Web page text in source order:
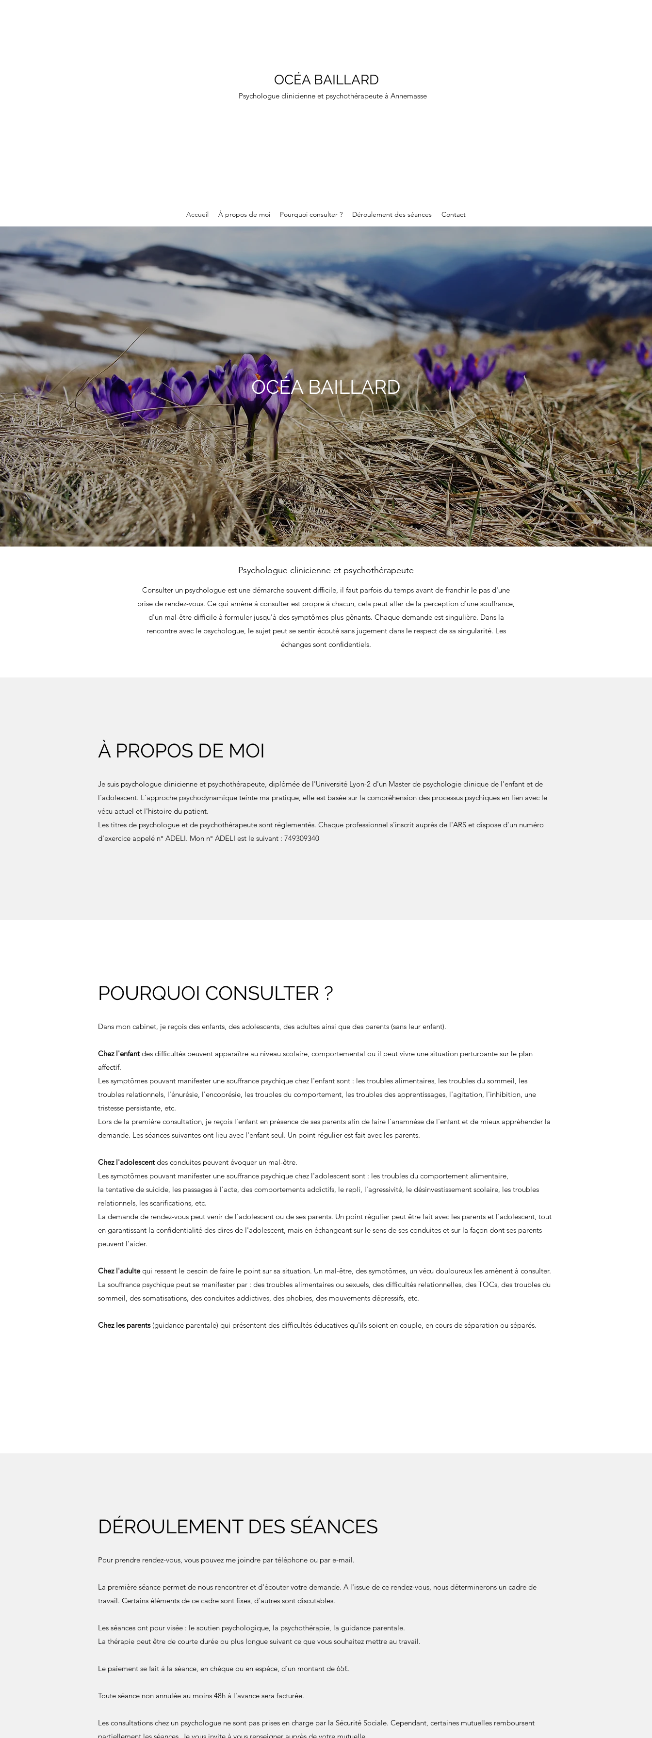
OCÉA BAILLARD
Psychologue clinicienne et psychothérapeute à Annemasse
Accueil À propos de moi Pourquoi consulter ? Déroulement des séances Contact
OCÉA BAILLARD
Psychologue clinicienne et psychothérapeute
Consulter un psychologue est une démarche souvent difficile, il faut parfois du temps avant de franchir le pas d'une
prise de rendez-vous. Ce qui amène à consulter est propre à chacun, cela peut aller de la perception d'une souffrance,
d'un mal-être difficile à formuler jusqu'à des symptômes plus gênants. Chaque demande est singulière. Dans la
rencontre avec le psychologue, le sujet peut se sentir écouté sans jugement dans le respect de sa singularité. Les
échanges sont confidentiels.
À PROPOS DE MOI
Je suis psychologue clinicienne et psychothérapeute, diplômée de l'Université Lyon-2 d'un Master de psychologie clinique de l'enfant et de
l'adolescent. L'approche psychodynamique teinte ma pratique, elle est basée sur la compréhension des processus psychiques en lien avec le
vécu actuel et l'histoire du patient.
Les titres de psychologue et de psychothérapeute sont réglementés. Chaque professionnel s'inscrit auprès de l'ARS et dispose d'un numéro
d'exercice appelé n° ADELI. Mon n° ADELI est le suivant : 749309340
POURQUOI CONSULTER ?
Dans mon cabinet, je reçois des enfants, des adolescents, des adultes ainsi que des parents (sans leur enfant).
Chez l'enfantdes difficultés peuvent apparaître au niveau scolaire, comportemental ou il peut vivre une situation perturbante sur le plan
affectif.
Les symptômes pouvant manifester une souffrance psychique chez l'enfant sont : les troubles alimentaires, les troubles du sommeil, les
troubles relationnels, l'énurésie, l'encoprésie, les troubles du comportement, les troubles des apprentissages, l'agitation, l'inhibition, une
tristesse persistante, etc.
Lors de la première consultation, je reçois l'enfant en présence de ses parents afin de faire l'anamnèse de l'enfant et de mieux appréhender la
demande. Les séances suivantes ont lieu avec l'enfant seul. Un point régulier est fait avec les parents.
Chez l'adolescentdes conduites peuvent évoquer un mal-être.
Les symptômes pouvant manifester une souffrance psychique chez l'adolescent sont : les troubles du comportement alimentaire,
la tentative de suicide, les passages à l'acte, des comportements addictifs, le repli, l'agressivité, le désinvestissement scolaire, les troubles
relationnels, les scarifications, etc.
La demande de rendez-vous peut venir de l'adolescent ou de ses parents. Un point régulier peut être fait avec les parents et l'adolescent, tout
en garantissant la confidentialité des dires de l'adolescent, mais en échangeant sur le sens de ses conduites et sur la façon dont ses parents
peuvent l'aider.
Chez l'adultequi ressent le besoin de faire le point sur sa situation. Un mal-être, des symptômes, un vécu douloureux les amènent à consulter.
La souffrance psychique peut se manifester par : des troubles alimentaires ou sexuels, des difficultés relationnelles, des TOCs, des troubles du
sommeil, des somatisations, des conduites addictives, des phobies, des mouvements dépressifs, etc.
Chez les parents(guidance parentale) qui présentent des difficultés éducatives qu'ils soient en couple, en cours de séparation ou séparés.
DÉROULEMENT DES SÉANCES
Pour prendre rendez-vous, vous pouvez me joindre par téléphone ou par e-mail.
La première séance permet de nous rencontrer et d'écouter votre demande. A l'issue de ce rendez-vous, nous déterminerons un cadre de
travail. Certains éléments de ce cadre sont fixes, d'autres sont discutables.
Les séances ont pour visée : le soutien psychologique, la psychothérapie, la guidance parentale.
La thérapie peut être de courte durée ou plus longue suivant ce que vous souhaitez mettre au travail.
Le paiement se fait à la séance, en chèque ou en espèce, d'un montant de 65€.
Toute séance non annulée au moins 48h à l'avance sera facturée.
Les consultations chez un psychologue ne sont pas prises en charge par la Sécurité Sociale. Cependant, certaines mutuelles remboursent